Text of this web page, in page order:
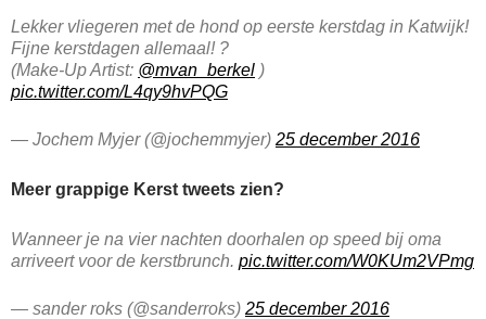
Lekker vliegeren met de hond op eerste kerstdag in Katwijk!
Fijne kerstdagen allemaal! ?
(Make-Up Artist: @mvan_berkel )
pic.twitter.com/L4qy9hvPQG
— Jochem Myjer (@jochemmyjer) 25 december 2016
Meer grappige Kerst tweets zien?
Wanneer je na vier nachten doorhalen op speed bij oma
arriveert voor de kerstbrunch. pic.twitter.com/W0KUm2VPmg
— sander roks (@sanderroks) 25 december 2016